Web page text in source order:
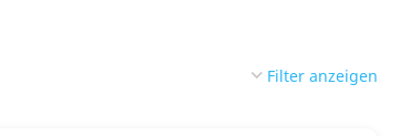
Filter anzeigen